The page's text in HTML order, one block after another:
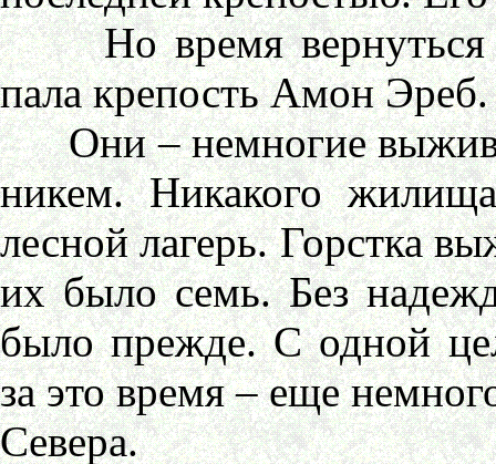
Но время вернуться
пала крепость Амон Эреб.
Они – немногие
никем. Никакого
лесной лагерь. Горстка
их было семь. Без
было прежде. С одной
за это время – еще
Севера.